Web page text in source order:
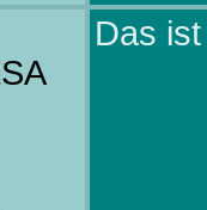
Das